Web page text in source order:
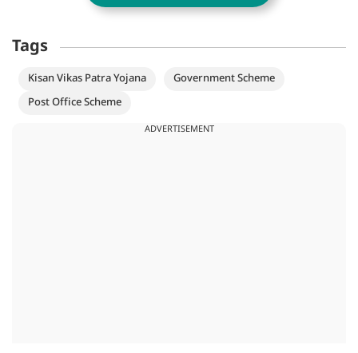
Tags
Kisan Vikas Patra Yojana
Government Scheme
Post Office Scheme
ADVERTISEMENT